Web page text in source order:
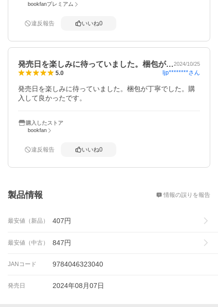
bookfanプレミアム
違反報告 いいね0
発売日を楽しみに待っていました。梱包が…2024/10/25
5.0 ljp********さん
発売日を楽しみに待っていました。梱包が丁寧でした。購
入して良かったです。
購入したストア
bookfan
違反報告 いいね0
製品情報 情報の誤りを報告
最安値（新品） 407円
最安値（中古） 847円
JANコード 9784046323040
発売日 2024年08月07日